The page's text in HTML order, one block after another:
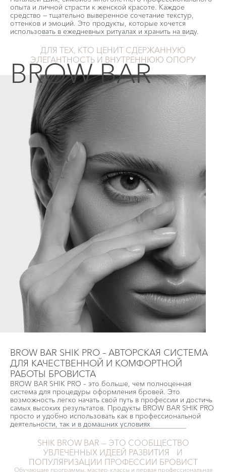
опыта и личной страсти к женской красоте. Каждое
средство — тщательно выверенное сочетание текстур,
оттенков и эмоций. Это продукты, которые хочется
использовать в ежедневных ритуалах и хранить на виду.
ДЛЯ ТЕХ, КТО ЦЕНИТ СДЕРЖАННУЮ
ЭЛЕГАНТНОСТЬ И ВНУТРЕННЮЮ ОПОРУ
BROW BAR
BROW BAR SHIK PRO – АВТОРСКАЯ СИСТЕМА
ДЛЯ КАЧЕСТВЕННОЙ И КОМФОРТНОЙ
РАБОТЫ БРОВИСТА
BROW BAR SHIK PRO – это больше, чем полноценная
система для процедуры оформления бровей. Это
возможность легко начать свой путь в профессии и достичь
самых высоких результатов. Продукты BROW BAR SHIK PRO
просто и удобно использовать как в профессиональной
деятельности, так и в домашних условиях
SHIK BROW BAR — ЭТО СООБЩЕСТВО
УВЛЕЧЕННЫХ ИДЕЕЙ РАЗВИТИЯ И
ПОПУЛЯРИЗАЦИИ ПРОФЕССИИ БРОВИСТ
Обучающие программы, мастер-классы и первая профессиональная